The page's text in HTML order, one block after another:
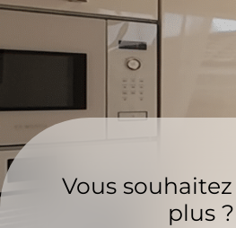
Vous
plus ?